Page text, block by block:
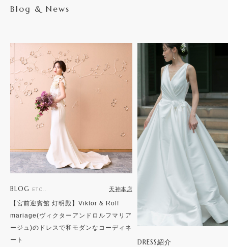
Blog & News
BLOG ETC.. 天神本店
【宮前迎賓館 灯明殿】Viktor & Rolf
mariage(ヴィクターアンドロルフマリア
ージュ)のドレスで和モダンなコーディネ
ート
DRESS紹介